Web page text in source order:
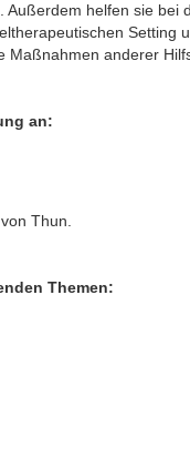
Außerdem helfen sie bei
Setting
anderer
an:
Thun.
Themen: